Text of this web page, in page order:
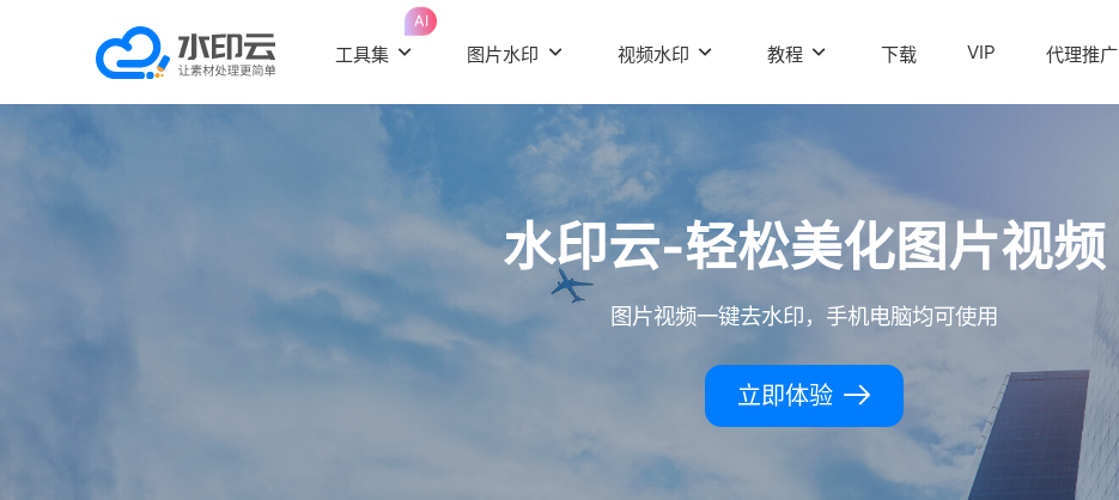
工具集
AI
图片水印 视频水印 教程 下载 VIP 代理推广
水印云-轻松美化图片视频
图片视频一键去水印，手机电脑均可使用
立即体验